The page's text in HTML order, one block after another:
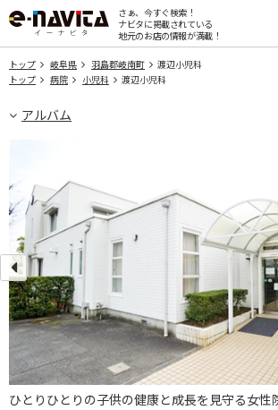
さぁ、今すぐ検索！
ナビタに掲載されている
地元のお店の情報が満載！
トップ 岐阜県 羽島郡岐南町
渡辺小児科
トップ
病院 小児科 渡辺小児科
アルバム
ひとりひとりの子供の健康と成長を見守る女性